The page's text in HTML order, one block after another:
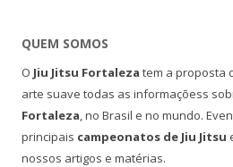
QUEM SOMOS
O Jiu Jitsu Fortaleza tem a proposta
arte suave todas as informaçõess
Fortaleza, no Brasil e no mundo.
principais campeonatos de Jiu Jitsu
nossos artigos e matérias.